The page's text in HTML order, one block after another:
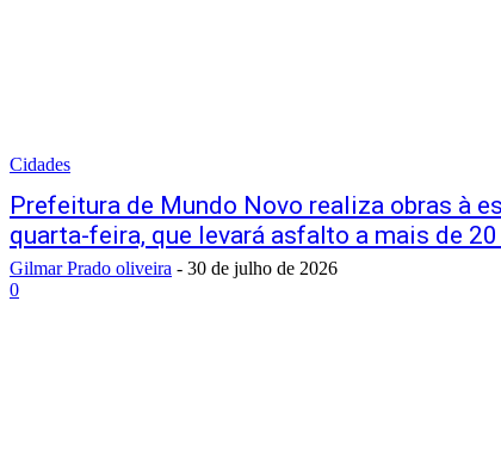
Cidades
Prefeitura de Mundo Novo realiza obras à
quarta-feira, que levará asfalto a mais de 20
Gilmar Prado oliveira - 30 de julho de 2026
0